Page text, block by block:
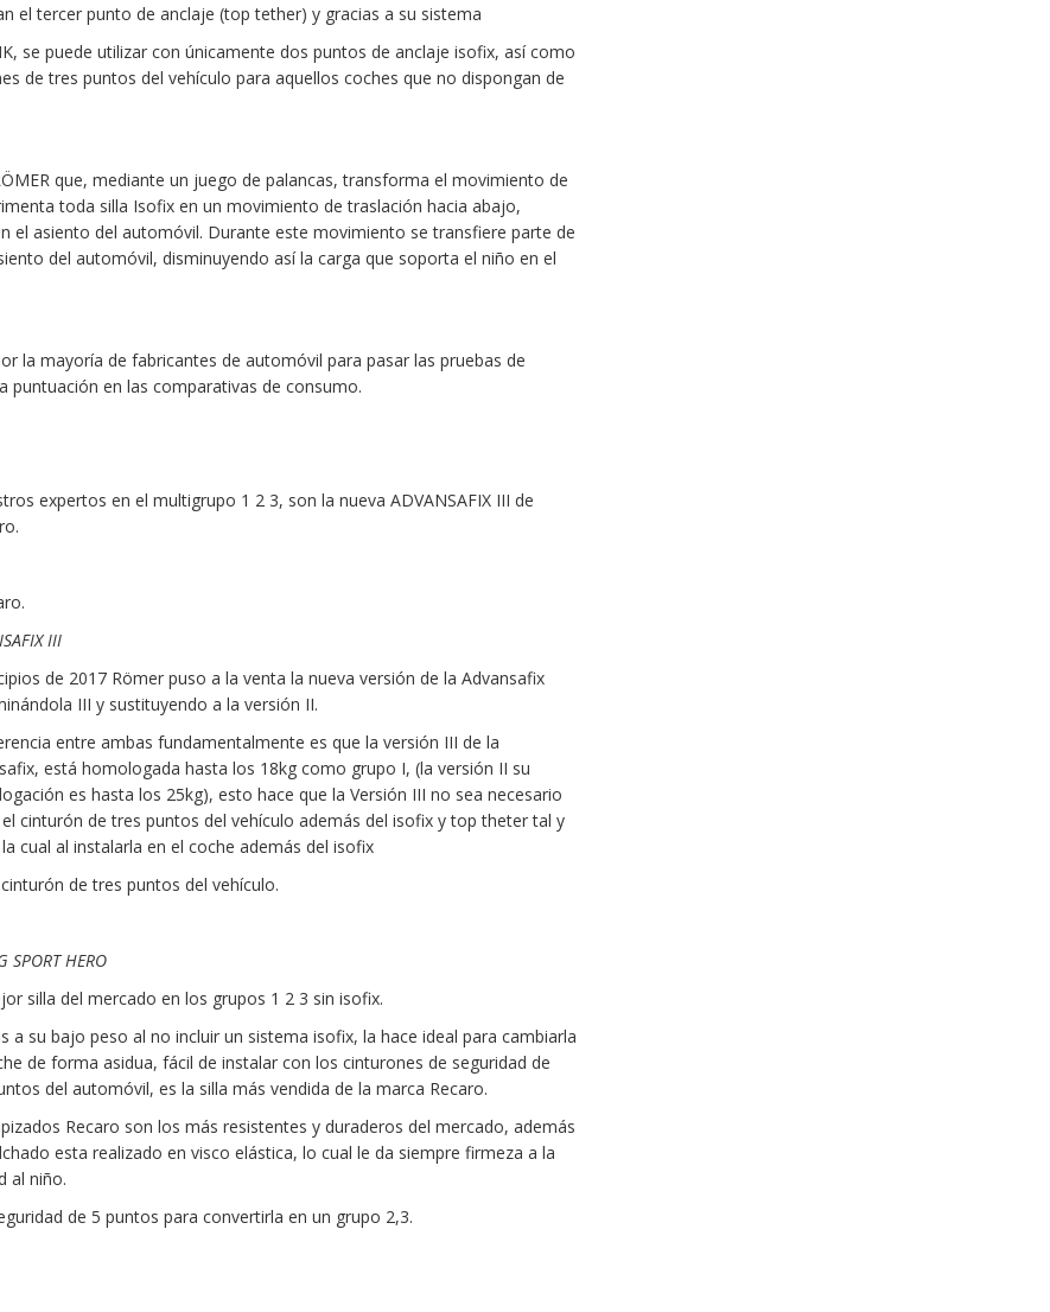
el tercer punto de anclaje (top tether) y gracias a su sistema
se puede utilizar con únicamente dos puntos de anclaje isofix, así como
de tres puntos del vehículo para aquellos coches que no dispongan de
que, mediante un juego de palancas, transforma el movimiento de
toda silla Isofix en un movimiento de traslación hacia abajo,
el asiento del automóvil. Durante este movimiento se transfiere parte de
del automóvil, disminuyendo así la carga que soporta el niño en el
la mayoría de fabricantes de automóvil para pasar las pruebas de
puntuación en las comparativas de consumo.
expertos en el multigrupo 1 2 3, son la nueva ADVANSAFIX III de
III
de 2017 Römer puso a la venta la nueva versión de la Advansafix
III y sustituyendo a la versión II.
entre ambas fundamentalmente es que la versión III de la
está homologada hasta los 18kg como grupo I, (la versión II su
es hasta los 25kg), esto hace que la Versión III no sea necesario
cinturón de tres puntos del vehículo además del isofix y top theter tal y
cual al instalarla en el coche además del isofix
de tres puntos del vehículo.
SPORT HERO
silla del mercado en los grupos 1 2 3 sin isofix.
a su bajo peso al no incluir un sistema isofix, la hace ideal para cambiarla
de forma asidua, fácil de instalar con los cinturones de seguridad de
del automóvil, es la silla más vendida de la marca Recaro.
Recaro son los más resistentes y duraderos del mercado, además
esta realizado en visco elástica, lo cual le da siempre firmeza a la
al niño.
de 5 puntos para convertirla en un grupo 2,3.